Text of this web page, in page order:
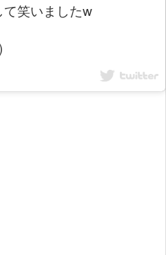
笑いましたw